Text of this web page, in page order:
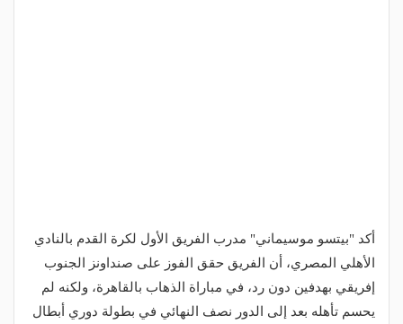
أكد "بيتسو موسيماني" مدرب الفريق الأول لكرة القدم بالنادي
الأهلي المصري، أن الفريق حقق الفوز على صنداونز الجنوب
إفريقي بهدفين دون رد، في مباراة الذهاب بالقاهرة، ولكنه لم
يحسم تأهله بعد إلى الدور نصف النهائي في بطولة دوري أبطال